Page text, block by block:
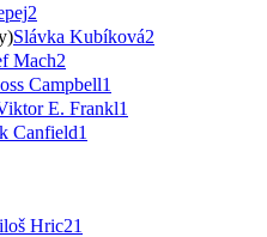
2
Slávka Kubíková2
Mach2
Campbell1
E. Frankl1
Canfield1
Hric21